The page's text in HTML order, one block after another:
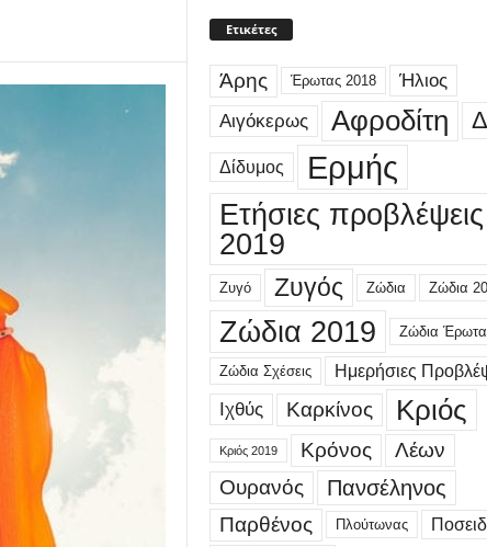
Ετικέτες
Άρης Έρωτας 2018
Ήλιος
Αιγόκερως
Αφροδίτη
Δίδυμος Ερμής
Ετήσιες προβλέψεις
2019
Ζυγό Ζυγός Ζώδια Ζώδια
Ζώδια 2019 Ζώδια
Ζώδια Σχέσεις Ημερήσιες
Ιχθύς Καρκίνος Κριός
Κριός 2019 Κρόνος
Λέων
Ουρανός
Πανσέληνος
Παρθένος Πλούτωνας